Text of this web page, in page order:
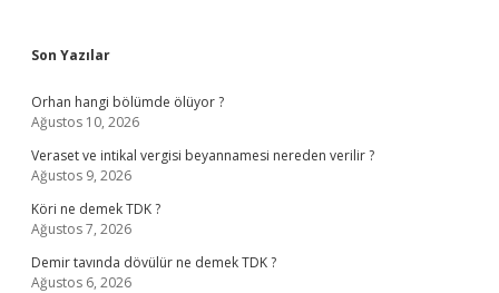
Sidebar
Son Yazılar
Orhan hangi bölümde ölüyor ?
Ağustos 10, 2026
Veraset ve intikal vergisi beyannamesi nereden verilir ?
Ağustos 9, 2026
Köri ne demek TDK ?
Ağustos 7, 2026
Demir tavında dövülür ne demek TDK ?
Ağustos 6, 2026